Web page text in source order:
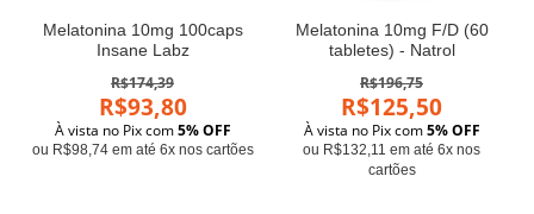
Melatonina 10mg 100caps
Insane Labz
R$174,39
R$93,80
À vista no Pix com5% OFF
ou R$98,74 em até 6x nos cartões
Melatonina 10mg F/D (60
tabletes) - Natrol
R$196,75
R$125,50
À vista no Pix com5% OFF
ou R$132,11 em até 6x nos
cartões